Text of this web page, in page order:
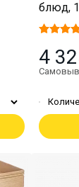
блюд,
4